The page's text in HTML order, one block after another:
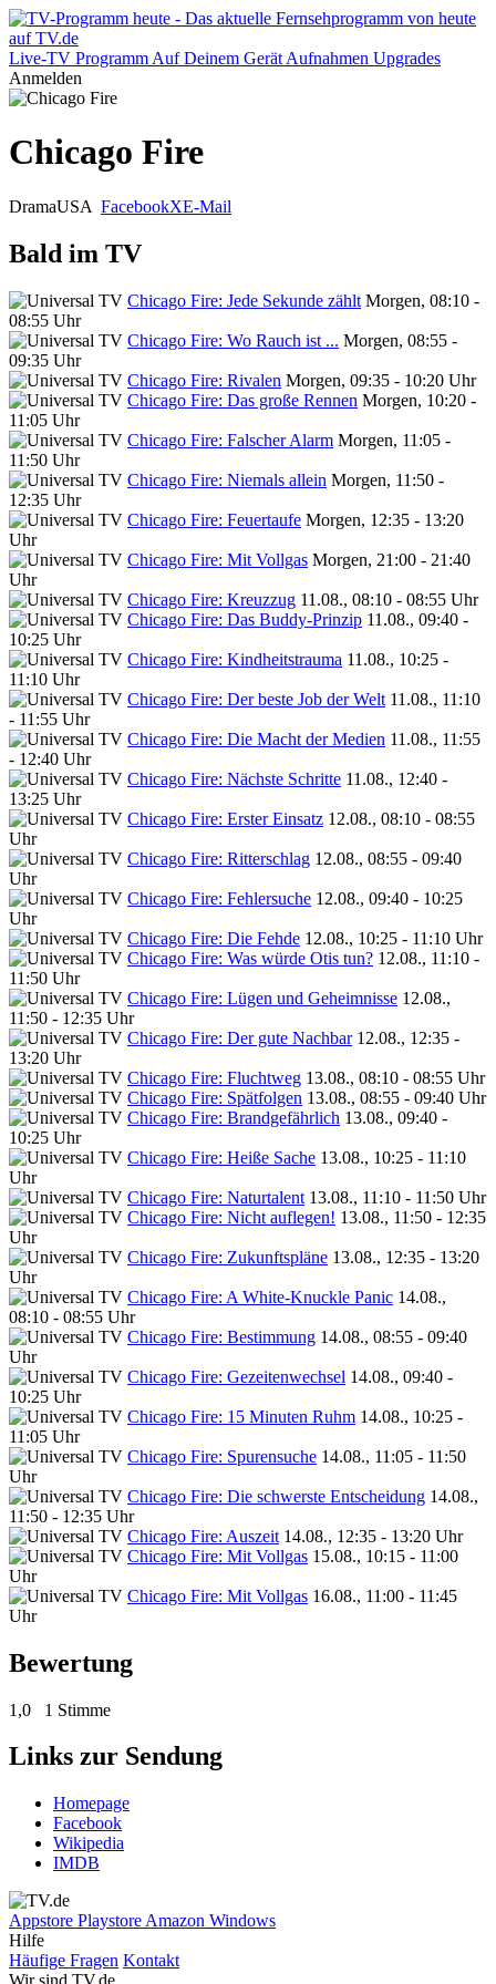
Live-TV Programm Auf Deinem Gerät Aufnahmen Upgrades
Anmelden
Chicago Fire
DramaUSA FacebookXE-Mail
Bald im TV
Chicago Fire: Jede Sekunde zählt Morgen, 08:10 -
08:55 Uhr
Chicago Fire: Wo Rauch ist ... Morgen, 08:55 -
09:35 Uhr
Chicago Fire: Rivalen Morgen, 09:35 - 10:20 Uhr
Chicago Fire: Das große Rennen Morgen, 10:20 -
11:05 Uhr
Chicago Fire: Falscher Alarm Morgen, 11:05 -
11:50 Uhr
Chicago Fire: Niemals allein Morgen, 11:50 -
12:35 Uhr
Chicago Fire: Feuertaufe Morgen, 12:35 - 13:20
Uhr
Chicago Fire: Mit Vollgas Morgen, 21:00 - 21:40
Uhr
Chicago Fire: Kreuzzug 11.08., 08:10 - 08:55 Uhr
Chicago Fire: Das Buddy-Prinzip 11.08., 09:40 -
10:25 Uhr
Chicago Fire: Kindheitstrauma 11.08., 10:25 -
11:10 Uhr
Chicago Fire: Der beste Job der Welt 11.08., 11:10
- 11:55 Uhr
Chicago Fire: Die Macht der Medien 11.08., 11:55
- 12:40 Uhr
Chicago Fire: Nächste Schritte 11.08., 12:40 -
13:25 Uhr
Chicago Fire: Erster Einsatz 12.08., 08:10 - 08:55
Uhr
Chicago Fire: Ritterschlag 12.08., 08:55 - 09:40
Uhr
Chicago Fire: Fehlersuche 12.08., 09:40 - 10:25
Uhr
Chicago Fire: Die Fehde 12.08., 10:25 - 11:10 Uhr
Chicago Fire: Was würde Otis tun? 12.08., 11:10 -
11:50 Uhr
Chicago Fire: Lügen und Geheimnisse 12.08.,
11:50 - 12:35 Uhr
Chicago Fire: Der gute Nachbar 12.08., 12:35 -
13:20 Uhr
Chicago Fire: Fluchtweg 13.08., 08:10 - 08:55 Uhr
Chicago Fire: Spätfolgen 13.08., 08:55 - 09:40 Uhr
Chicago Fire: Brandgefährlich 13.08., 09:40 -
10:25 Uhr
Chicago Fire: Heiße Sache 13.08., 10:25 - 11:10
Uhr
Chicago Fire: Naturtalent 13.08., 11:10 - 11:50 Uhr
Chicago Fire: Nicht auflegen! 13.08., 11:50 - 12:35
Uhr
Chicago Fire: Zukunftspläne 13.08., 12:35 - 13:20
Uhr
Chicago Fire: A White-Knuckle Panic 14.08.,
08:10 - 08:55 Uhr
Chicago Fire: Bestimmung 14.08., 08:55 - 09:40
Uhr
Chicago Fire: Gezeitenwechsel 14.08., 09:40 -
10:25 Uhr
Chicago Fire: 15 Minuten Ruhm 14.08., 10:25 -
11:05 Uhr
Chicago Fire: Spurensuche 14.08., 11:05 - 11:50
Uhr
Chicago Fire: Die schwerste Entscheidung 14.08.,
11:50 - 12:35 Uhr
Chicago Fire: Auszeit 14.08., 12:35 - 13:20 Uhr
Chicago Fire: Mit Vollgas 15.08., 10:15 - 11:00
Uhr
Chicago Fire: Mit Vollgas 16.08., 11:00 - 11:45
Uhr
Bewertung
1,0 1 Stimme
Links zur Sendung
Homepage
Facebook
Wikipedia
IMDB
Appstore Playstore Amazon Windows
Hilfe
Häufige Fragen Kontakt